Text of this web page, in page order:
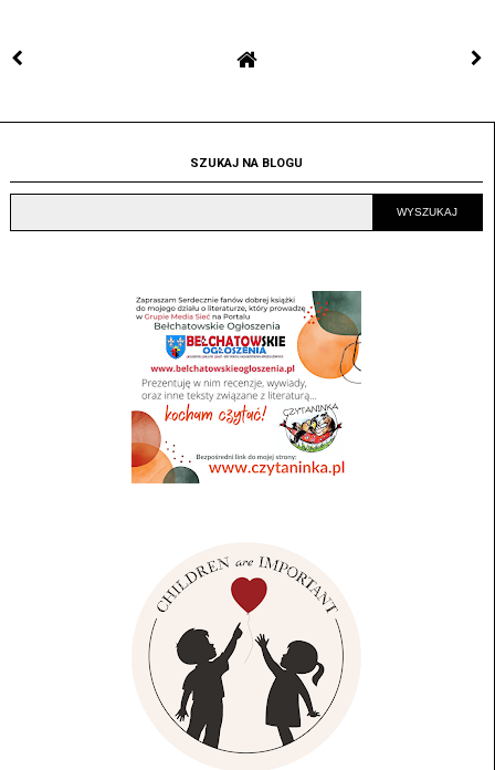
SZUKAJ NA BLOGU